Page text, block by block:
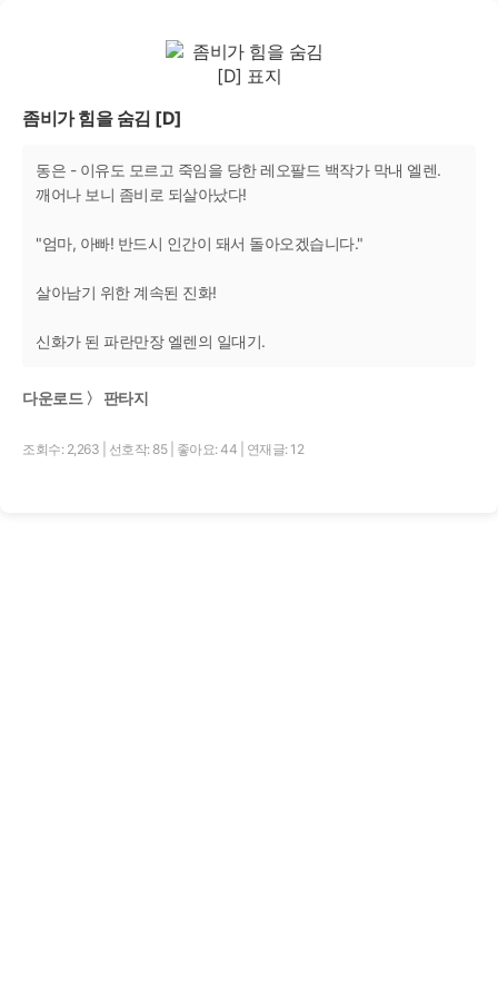
좀비가 힘을 숨김 [D]
동은 - 이유도 모르고 죽임을 당한 레오팔드 백작가 막내 엘렌.
깨어나 보니 좀비로 되살아났다!
"엄마, 아빠! 반드시 인간이 돼서 돌아오겠습니다."
살아남기 위한 계속된 진화!
신화가 된 파란만장 엘렌의 일대기.
다운로드 〉 판타지
조회수: 2,263 선호작: 85 좋아요: 44 연재글: 12